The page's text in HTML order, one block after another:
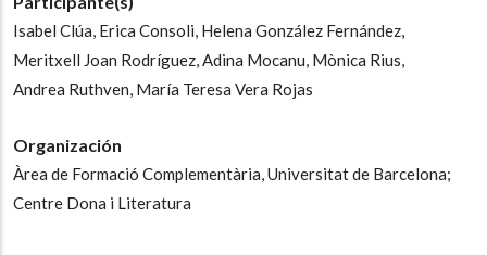
Isabel Clúa, Erica Consoli, Helena González Fernández,
Meritxell Joan Rodríguez, Adina Mocanu, Mònica Rius,
Andrea Ruthven, María Teresa Vera Rojas
Organización
Àrea de Formació Complementària, Universitat de Barcelona;
Centre Dona i Literatura